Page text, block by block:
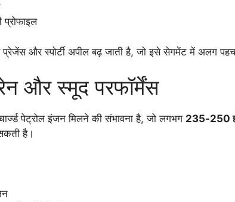
प्रोफाइल
और स्पोर्टी अपील बढ़ जाती है, जो इसे सेगमेंट में अलग
और स्मूद परफॉर्मेंस
पेट्रोल इंजन मिलने की संभावना है, जो लगभग 235‑250
है।